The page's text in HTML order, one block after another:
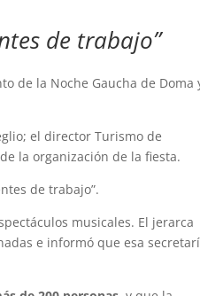
de trabajo”
de la Noche Gaucha de Doma
el director Turismo de
la organización de la fiesta.
de trabajo”.
musicales. El jerarca
e informó que esa